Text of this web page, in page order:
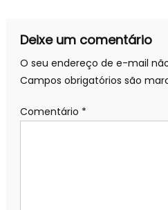
Deixe um comentário
O seu endereço de e-mail
Campos obrigatórios são
Comentário *